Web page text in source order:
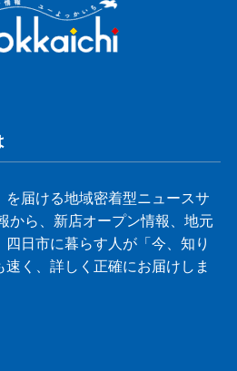
を届ける地域密着型ニュースサ
から、新店オープン情報、地元
日市に暮らす人が「今、知り
く、詳しく正確にお届けしま